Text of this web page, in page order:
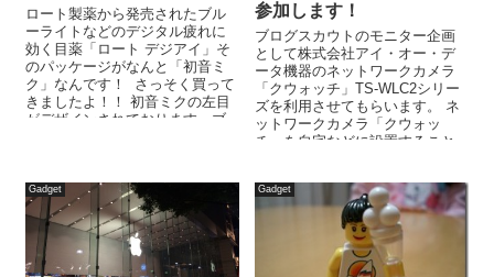
ロート製薬から発売されたブル
ーライトなどのデジタル疲れに
効く目薬「ロート デジアイ」そ
のパッケージがなんと「初音ミ
ク」なんです！ さっそく買って
きましたよ！！ 初音ミクの左目
がデザインされております。ブ
参加します！
ブログスカウトのモニター企画
として株式会社アイ・オー・デ
ータ機器のネットワークカメラ
「クウォッチ」TS-WLC2シリー
ズを利用させてもらいます。 ネ
ットワークカメラ「クウォッ
チ」を自宅などに設置すること
Gadget Gadget